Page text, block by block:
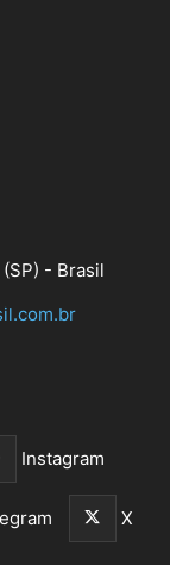
- Brasil
Instagram
X